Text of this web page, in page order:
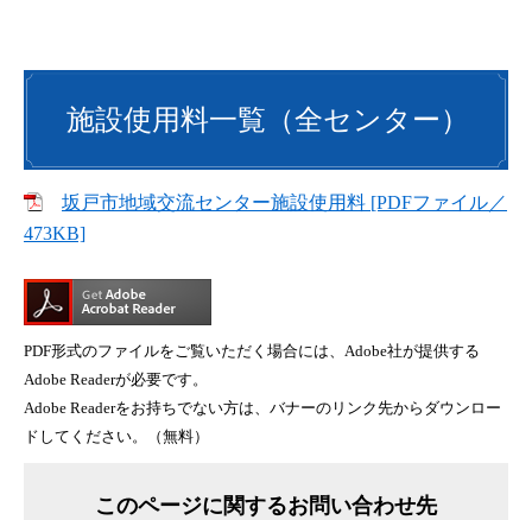
施設使用料一覧（全センター）
坂戸市地域交流センター施設使用料 [PDFファイル／
473KB]
PDF形式のファイルをご覧いただく場合には、Adobe社が提供する
Adobe Readerが必要です。
Adobe Readerをお持ちでない方は、バナーのリンク先からダウンロー
ドしてください。（無料）
このページに関するお問い合わせ先